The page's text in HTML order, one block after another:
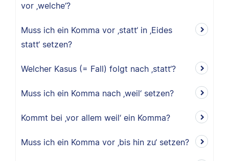
vor ‚welche‘?
Muss ich ein Komma vor ‚statt‘ in ‚Eides
statt‘ setzen?
Welcher Kasus (= Fall) folgt nach ‚statt‘?
Muss ich ein Komma nach ‚weil‘ setzen?
Kommt bei ‚vor allem weil‘ ein Komma?
Muss ich ein Komma vor ‚bis hin zu‘ setzen?